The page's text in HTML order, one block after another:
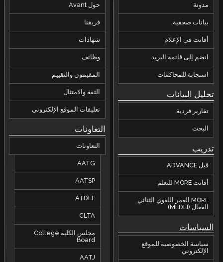
مدونة
بيانات صحفية
أفانت في الإعلام
انضم إلى قائمة البريد
استجابة للمحاكمات
تحليل البيانات
تقارير فردية
البحث
تدريب
قبل ADVANCE
أفانت MORE للتعلم
MORE الغمر اللغوي الثنائي
الفعال (MEDLI)
السياسات
سياسة الخصوصية للموقع
الإلكتروني
حول Avant
فريقنا
شهادات
وظائف
المقيمون والتقييم
الثقة والامتثال
تعليقات الموقع الإلكتروني
التعاونات
التعاونات
AATG
AATSP
ATDLE
CLTA
مجلس الكلية College
Board
AATJ